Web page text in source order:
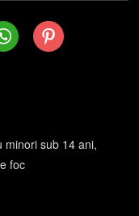
Pinterest
minori sub 14 ani
foc